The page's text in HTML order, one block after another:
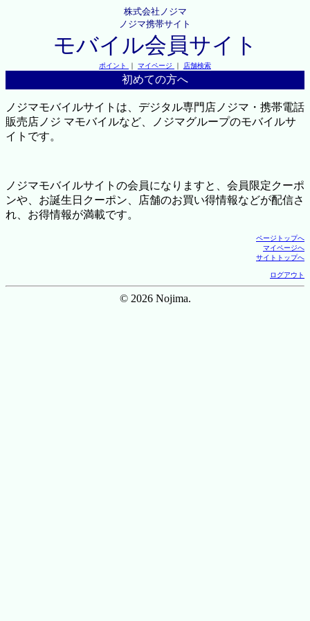
株式会社ノジマ
ノジマ携帯サイト
モバイル会員サイト
ポイント ｜ マイページ ｜ 店舗検索
初めての方へ
ノジマモバイルサイトは、デジタル専門店ノジマ・携帯電話
販売店ノジ マモバイルなど、ノジマグループのモバイルサ
イトです。
ノジマモバイルサイトの会員になりますと、会員限定クーポ
ンや、お誕生日クーポン、店舗のお買い得情報などが配信さ
れ、お得情報が満載です。
ページトップへ
マイページへ
サイトトップへ
ログアウト
© 2026 Nojima.